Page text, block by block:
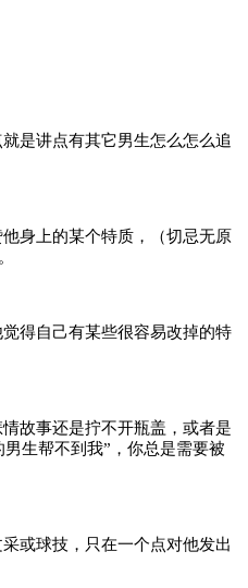
是讲点有其它男生怎么怎么追
身上的某个特质，（切忌无原
得自己有某些很容易改掉的特
故事还是拧不开瓶盖，或者是
生帮不到我”，你总是需要被
或球技，只在一个点对他发出